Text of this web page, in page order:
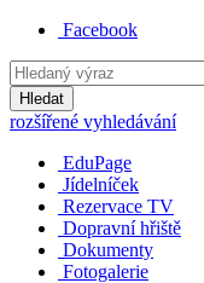
Facebook
Hledat
rozšířené vyhledávání
EduPage
Jídelníček
Rezervace TV
Dopravní hřiště
Dokumenty
Fotogalerie